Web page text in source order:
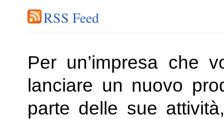
RSS Feed
Per un’impresa che
lanciare un nuovo
parte delle sue